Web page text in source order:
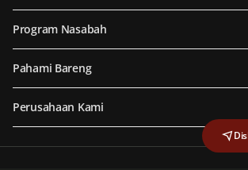
Program Nasabah
Pahami Bareng
Perusahaan Kami